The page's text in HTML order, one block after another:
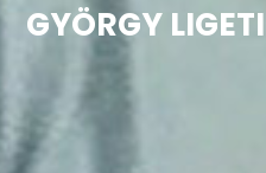
GYÖRGY LIGETI